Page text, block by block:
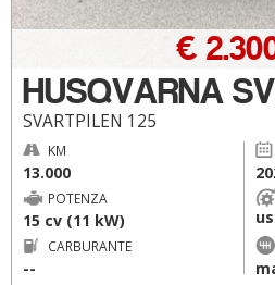
HUSQVARNA
SVARTPILEN 125
€
KM
13.000
POTENZA
15 cv (11 kW)
CARBURANTE
--